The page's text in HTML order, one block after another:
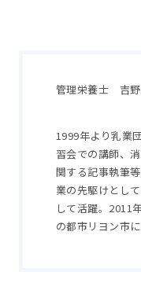
管理栄養士 吉
1999年より乳業
習会での講師、
関する記事執筆
業の先駆けとし
して活躍。2011
の都市リヨン市